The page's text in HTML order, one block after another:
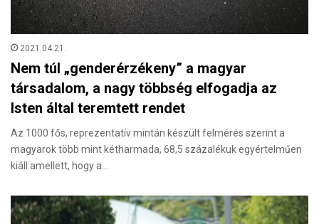
2021.04.21.
Nem túl „genderérzékeny” a magyar
társadalom, a nagy többség elfogadja az
Isten által teremtett rendet
Az 1000 fős, reprezentatív mintán készült felmérés szerint a
magyarok több mint kétharmada, 68,5 százalékuk egyértelműen
kiáll amellett, hogy a…